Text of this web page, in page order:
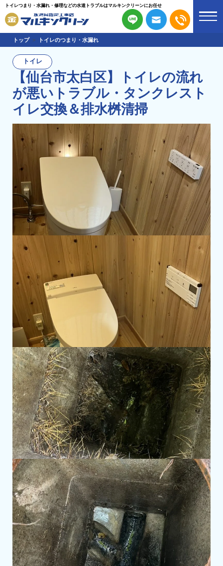
トイレつまり・水漏れ・修理などの水道トラブルはマルキンクリーンにお任せ
トップ トイレのつまり・水漏れ
【仙台市太白区】トイレの流れ
が悪いトラブル・タンクレスト
イレ交換＆排水桝清掃
トイレ